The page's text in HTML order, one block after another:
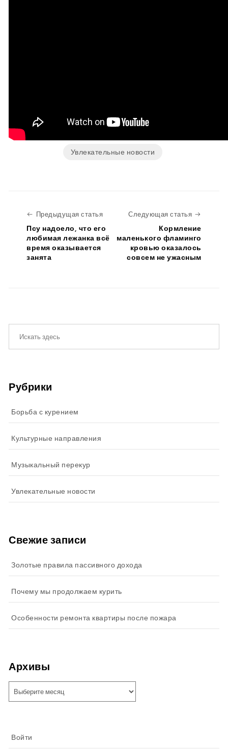
Увлекательные новости
Предыдущая статьяПредыдущая статья
Псу надоело, что его
любимая лежанка всё
время оказывается
занята
Следующая статья
Кормление
маленького фламинго
кровью оказалось
совсем не ужасным
Рубрики
Борьба с курением
Культурные направления
Музыкальный перекур
Увлекательные новости
Свежие записи
Золотые правила пассивного дохода
Почему мы продолжаем курить
Особенности ремонта квартиры после пожара
Архивы
Войти